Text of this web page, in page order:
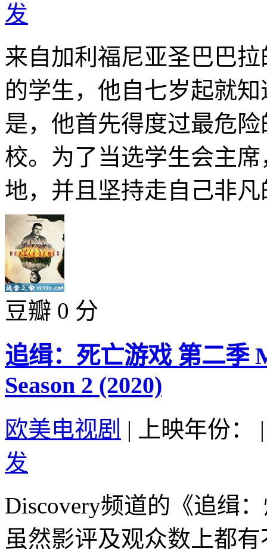
发
来自加利福尼亚圣巴巴
的学生，他自七岁起就
是，他首先得度过最危
校。为了当选学生会主
地，并且坚持走自己非
豆瓣 0 分
追缉：死亡游戏 第二季
Season 2 (2020)
欧美电视剧 | 上映年份：
|
发
Discovery频道的《追缉
虽然影评及观众数上都